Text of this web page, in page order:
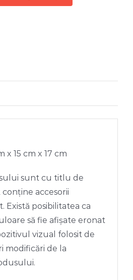
x 15 cm x 17 cm
sunt cu titlu de
accesorii
Există posibilitatea ca
să fie afișate eronat
vizual folosit de
modificări de la